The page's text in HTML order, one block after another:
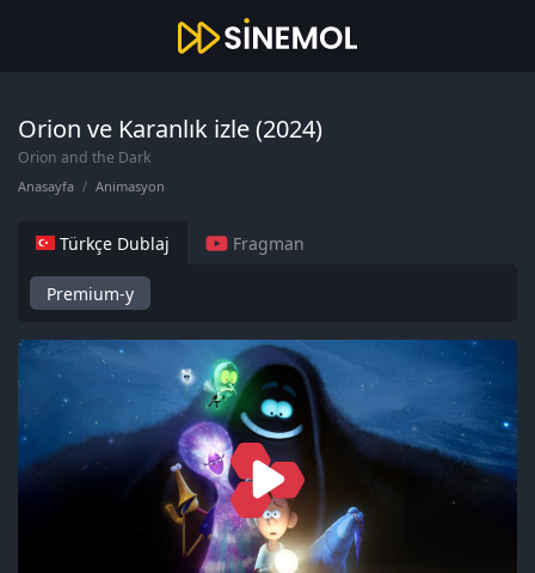
Orion ve Karanlık izle (2024)
Orion and the Dark
Anasayfa Animasyon
Türkçe Dublaj Fragman
Premium-y